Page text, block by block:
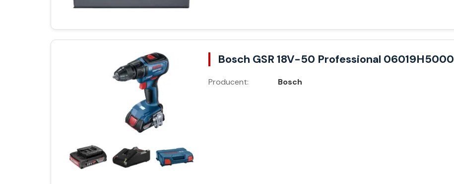
Bosch GSR 18V-50 Professional 06019H5000
Producent: Bosch